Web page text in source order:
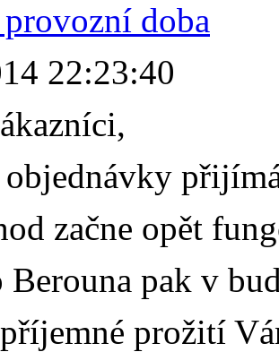
doba
22:23:40
začne opět
Berouna pak v
prožití